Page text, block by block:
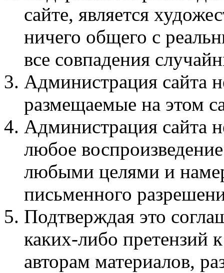
сайте, является
ничего общего с
все совпадения
Администрация сайта
размещаемые на этом
Администрация сайта
любое
любыми целями и
письменного
Подтверждая это
каких-либо претензий
авторам материалов,